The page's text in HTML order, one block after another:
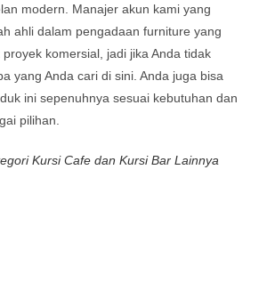
modern. Manajer akun kami yang
ahli dalam pengadaan furniture yang
komersial, jadi jika Anda tidak
yang Anda cari di sini. Anda juga bisa
ini sepenuhnya sesuai kebutuhan dan
pilihan.
Kursi Cafe dan Kursi Bar Lainnya